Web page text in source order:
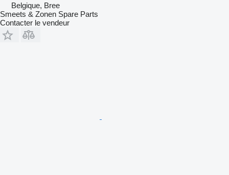
Belgique, Bree
Smeets & Zonen Spare Parts
Contacter le vendeur